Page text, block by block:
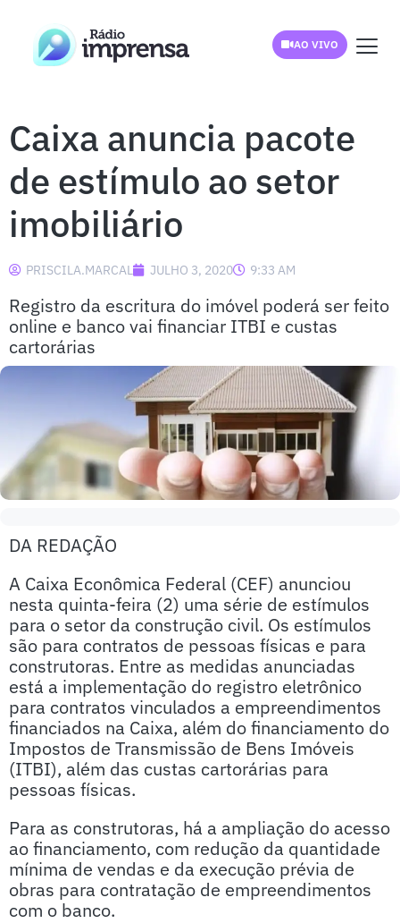
AO VIVO
Caixa anuncia pacote
de estímulo ao setor
imobiliário
PRISCILA.MARCAL JULHO 3, 2020 9:33 AM
Registro da escritura do imóvel poderá ser feito
online e banco vai financiar ITBI e custas
cartorárias
DA REDAÇÃO
A Caixa Econômica Federal (CEF) anunciou
nesta quinta-feira (2) uma série de estímulos
para o setor da construção civil. Os estímulos
são para contratos de pessoas físicas e para
construtoras. Entre as medidas anunciadas
está a implementação do registro eletrônico
para contratos vinculados a empreendimentos
financiados na Caixa, além do financiamento do
Impostos de Transmissão de Bens Imóveis
(ITBI), além das custas cartorárias para
pessoas físicas.
Para as construtoras, há a ampliação do acesso
ao financiamento, com redução da quantidade
mínima de vendas e da execução prévia de
obras para contratação de empreendimentos
com o banco.